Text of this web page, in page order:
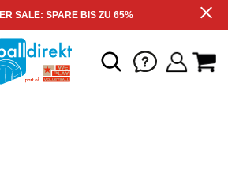
SALE: SPARE BIS ZU 65%